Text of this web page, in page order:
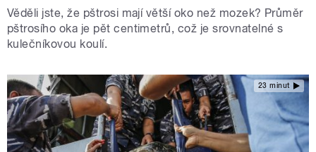
Věděli jste, že pštrosi mají větší oko než mozek? Průměr
pštrosího oka je pět centimetrů, což je srovnatelné s
kulečníkovou koulí.
23 minut